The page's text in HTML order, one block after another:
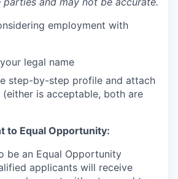
employment with
legal name
step-by-step profile and attach
(either is acceptable, both are
to Equal Opportunity:
be an Equal Opportunity
applicants will receive